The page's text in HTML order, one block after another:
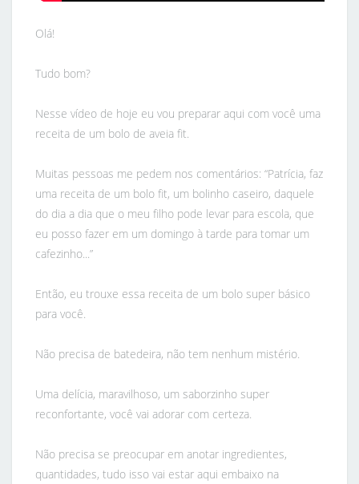
Olá!
Tudo bom?
Nesse vídeo de hoje eu vou preparar aqui com você uma
receita de um bolo de aveia fit.
Muitas pessoas me pedem nos comentários: “Patrícia, faz
uma receita de um bolo fit, um bolinho caseiro, daquele
do dia a dia que o meu filho pode levar para escola, que
eu posso fazer em um domingo à tarde para tomar um
cafezinho...”
Então, eu trouxe essa receita de um bolo super básico
para você.
Não precisa de batedeira, não tem nenhum mistério.
Uma delícia, maravilhoso, um saborzinho super
reconfortante, você vai adorar com certeza.
Não precisa se preocupar em anotar ingredientes,
quantidades, tudo isso vai estar aqui embaixo na